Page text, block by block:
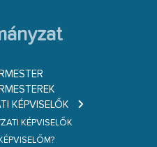
KÉPVISELŐK
KÉPVISELŐK